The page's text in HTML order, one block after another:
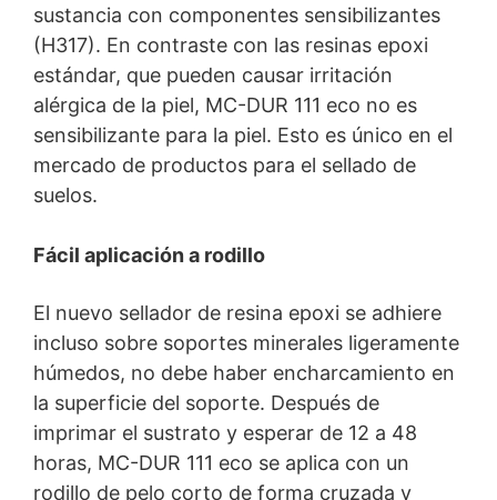
sustancia con componentes sensibilizantes
(H317). En contraste con las resinas epoxi
estándar, que pueden causar irritación
alérgica de la piel, MC-DUR 111 eco no es
sensibilizante para la piel. Esto es único en el
mercado de productos para el sellado de
suelos.
Fácil aplicación a rodillo
El nuevo sellador de resina epoxi se adhiere
incluso sobre soportes minerales ligeramente
húmedos, no debe haber encharcamiento en
la superficie del soporte. Después de
imprimar el sustrato y esperar de 12 a 48
horas, MC-DUR 111 eco se aplica con un
rodillo de pelo corto de forma cruzada y